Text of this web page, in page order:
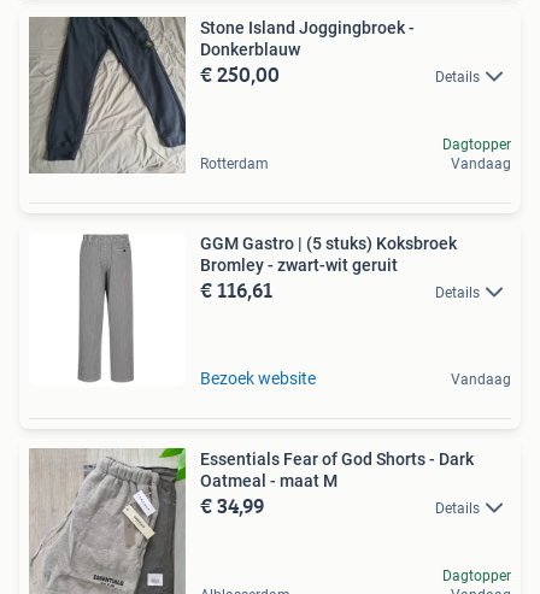
Stone Island Joggingbroek -
Donkerblauw
€ 250,00 Details
Rotterdam
Dagtopper
Vandaag
GGM Gastro | (5 stuks) Koksbroek
Bromley - zwart-wit geruit
€ 116,61 Details
Bezoek website Vandaag
Essentials Fear of God Shorts - Dark
Oatmeal - maat M
€ 34,99 Details
Dagtopper